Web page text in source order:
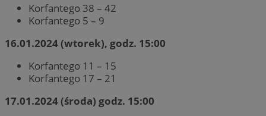
Korfantego 38 – 42
Korfantego 5 – 9
16.01.2024 (wtorek), godz. 15:00
Korfantego 11 – 15
Korfantego 17 – 21
17.01.2024 (środa) godz. 15:00